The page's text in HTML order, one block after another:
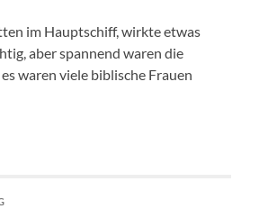
im Hauptschiff, wirkte etwas
aber spannend waren die
waren viele biblische Frauen